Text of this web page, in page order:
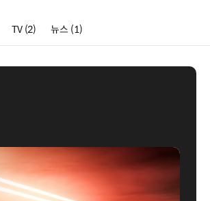
TV (2) 뉴스 (1)